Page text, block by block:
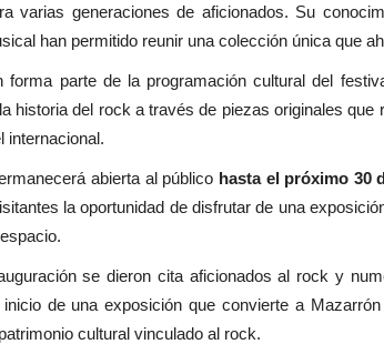
varias generaciones de aficionados. Su
han permitido reunir una colección única que
forma parte de la programación cultural del
historia del rock a través de piezas originales
internacional.
abierta al público hasta el próximo 30
la oportunidad de disfrutar de una
se dieron cita aficionados al rock y
de una exposición que convierte a
cultural vinculado al rock.